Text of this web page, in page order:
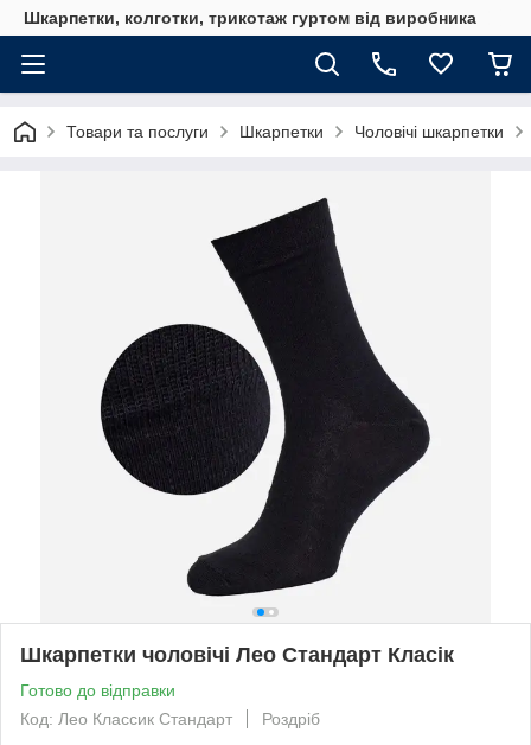
Шкарпетки, колготки, трикотаж гуртом від виробника
Товари та послуги Шкарпетки Чоловічі шкарпетки
Шкарпетки чоловічі Лео Стандарт Класік
Готово до відправки
Код: Лео Классик Стандарт
Роздріб